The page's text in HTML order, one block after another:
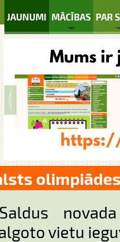
JAUNUMI MĀCĪBAS PAR
vietu